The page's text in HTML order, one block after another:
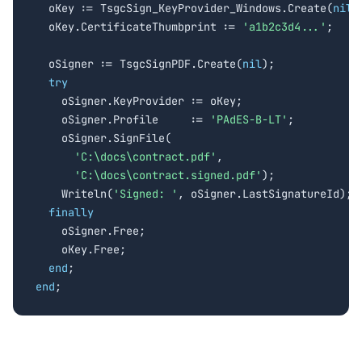
oKey := TsgcSign_KeyProvider_Windows.Create(nil
  oKey.CertificateThumbprint :=
'a1b2c3d4...' ;
  oSigner := TsgcSignPDF.Create(
nil);
try
    oSigner.KeyProvider := oKey;
    oSigner.Profile     :=
'PAdES-B-LT' ;
    oSigner.SignFile(
'C:\docs\contract.pdf' ,
'C:\docs\contract.signed.pdf' );
    Writeln(
'Signed: ' , oSigner.LastSignatureId);
finally
    oSigner.Free;
    oKey.Free;
end
end ;